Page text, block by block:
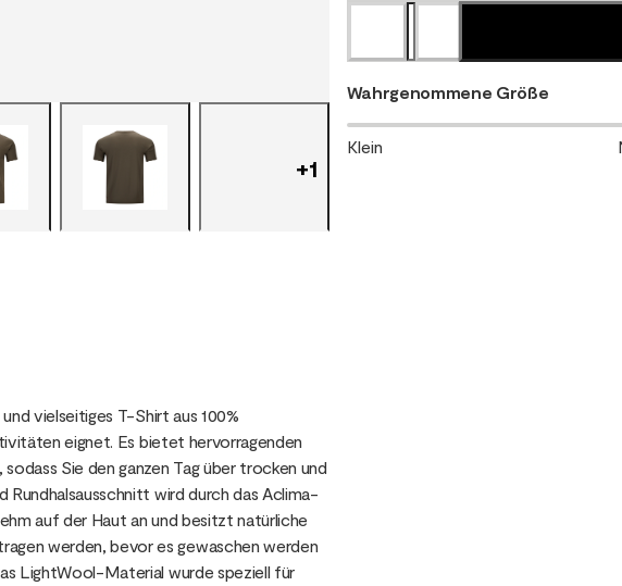
+1
vielseitiges T-Shirt aus 100%
eignet. Es bietet hervorragenden
Sie den ganzen Tag über trocken und
wird durch das Aclima-
auf der Haut an und besitzt natürliche
werden, bevor es gewaschen werden
LightWool-Material wurde speziell für
Wahrgenommene Größe
Klein